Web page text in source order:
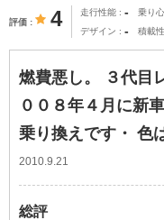
評価 4 走行性能 - 乗り
デザイン - 積載性
燃費悪し。 ３代目
００８年４月に新
乗り換えです・ 色
2010.9.21
総評